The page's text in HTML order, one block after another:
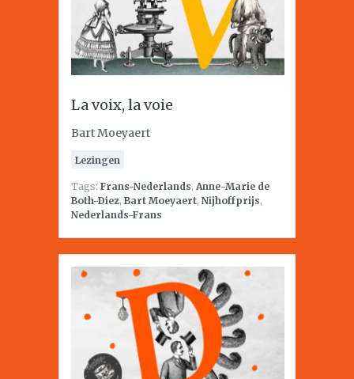
La voix, la voie
Bart Moeyaert
Lezingen
Tags: Frans-Nederlands, Anne-Marie de
Both-Diez, Bart Moeyaert, Nijhoffprijs,
Nederlands-Frans